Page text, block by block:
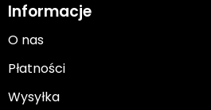
Informacje
O nas
Płatności
Wysyłka